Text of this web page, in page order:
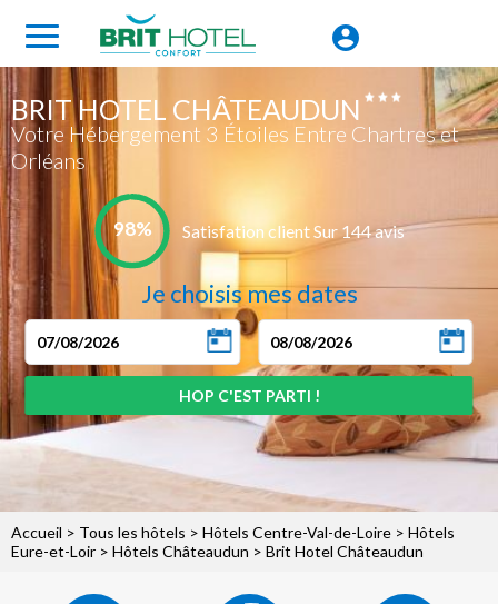
BRIT HOTEL CHÂTEAUDUN
Votre Hébergement 3 Étoiles Entre Chartres et
Orléans
98% Satisfation client Sur 144 avis
Je choisis mes dates
Accueil > Tous les hôtels > Hôtels Centre-Val-de-Loire > Hôtels
Eure-et-Loir > Hôtels Châteaudun > Brit Hotel Châteaudun